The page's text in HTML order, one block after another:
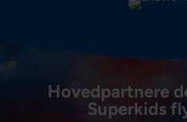
Hovedpartnere
Superkids